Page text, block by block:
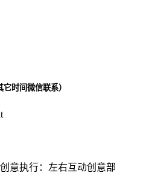
时间微信联系）
创意执行：左右互动创意部